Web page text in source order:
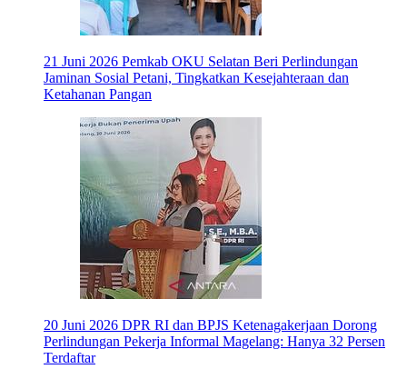
21 Juni 2026 Pemkab OKU Selatan Beri Perlindungan
Jaminan Sosial Petani, Tingkatkan Kesejahteraan dan
Ketahanan Pangan
20 Juni 2026 DPR RI dan BPJS Ketenagakerjaan Dorong
Perlindungan Pekerja Informal Magelang: Hanya 32 Persen
Terdaftar